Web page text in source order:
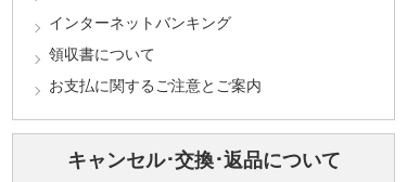
インターネットバンキング
領収書について
お支払に関するご注意とご案内
キャンセル･交換･返品について